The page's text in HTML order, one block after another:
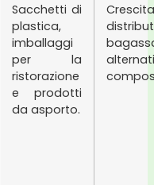
Sacchetti di
plastica,
imballaggi
per la
ristorazione
e prodotti
da asporto.